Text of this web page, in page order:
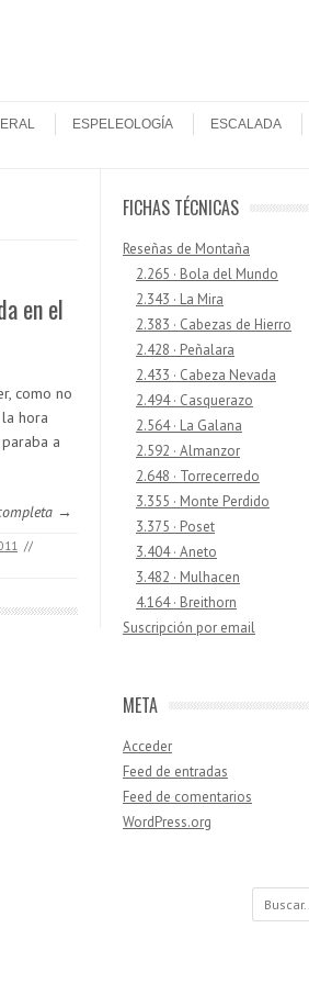
ESPELEOLOGÍA ESCALADA
en el
como no
hora
a
→
//
FICHAS TÉCNICAS
Reseñas de Montaña
2.265 · Bola del Mundo
2.343 · La Mira
2.383 · Cabezas de Hierro
2.428 · Peñalara
2.433 · Cabeza Nevada
2.494 · Casquerazo
2.564 · La Galana
2.592 · Almanzor
2.648 · Torrecerredo
3.355 · Monte Perdido
3.375 · Poset
3.404 · Aneto
3.482 · Mulhacen
4.164 · Breithorn
Suscripción por email
META
Acceder
Feed de entradas
Feed de comentarios
WordPress.org